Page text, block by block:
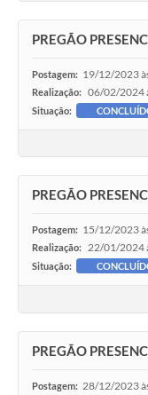
PREGÃO
Postagem: 19/12/2023
Realização: 06/02/2024
Situação:
PREGÃO
Postagem: 15/12/2023
Realização: 22/01/2024
Situação:
PREGÃO
Postagem: 28/12/2023